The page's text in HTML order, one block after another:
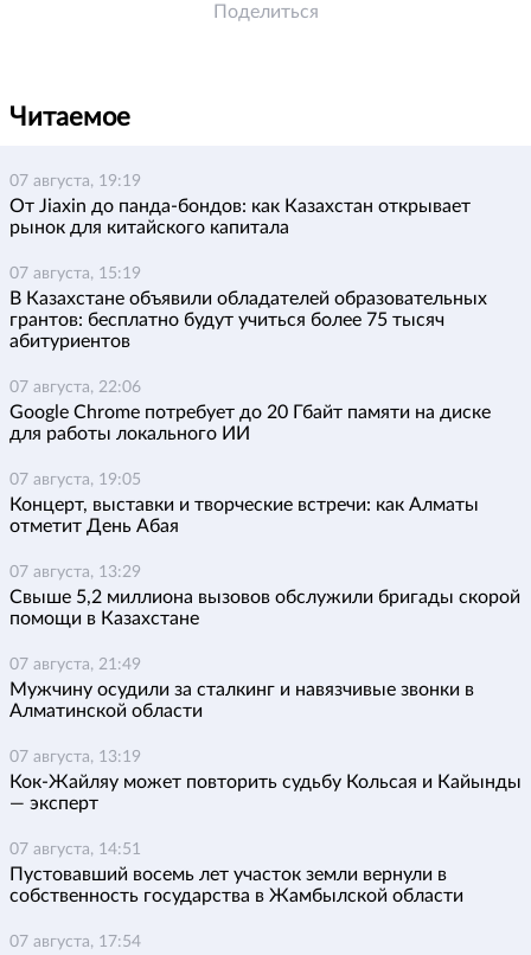
Поделиться
Читаемое
07 августа, 19:19
От Jiaxin до панда-бондов: как Казахстан открывает
рынок для китайского капитала
07 августа, 15:19
В Казахстане объявили обладателей образовательных
грантов: бесплатно будут учиться более 75 тысяч
абитуриентов
07 августа, 22:06
Google Chrome потребует до 20 Гбайт памяти на диске
для работы локального ИИ
07 августа, 19:05
Концерт, выставки и творческие встречи: как Алматы
отметит День Абая
07 августа, 13:29
Свыше 5,2 миллиона вызовов обслужили бригады скорой
помощи в Казахстане
07 августа, 21:49
Мужчину осудили за сталкинг и навязчивые звонки в
Алматинской области
07 августа, 13:19
Кок-Жайляу может повторить судьбу Кольсая и Кайынды
— эксперт
07 августа, 14:51
Пустовавший восемь лет участок земли вернули в
собственность государства в Жамбылской области
07 августа, 17:54